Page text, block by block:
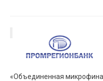
«Объединенная